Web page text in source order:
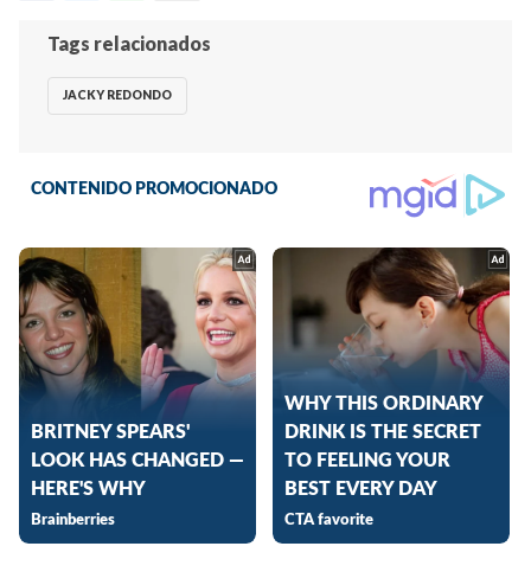
Tags relacionados
JACKY REDONDO